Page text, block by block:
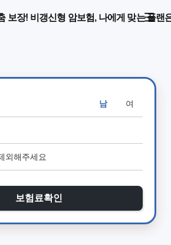
보장! 비갱신형 암보험, 나에게 맞는 플랜
남 여
보험료확인